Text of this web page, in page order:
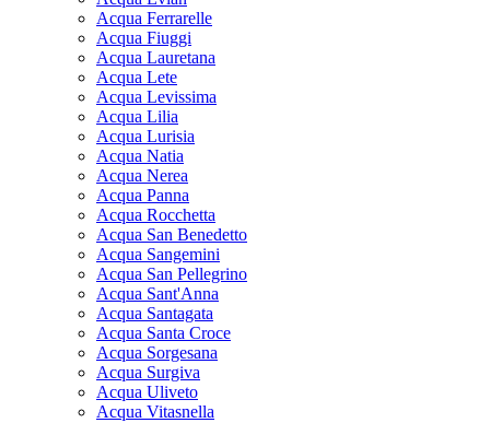
Acqua Ferrarelle
Acqua Fiuggi
Acqua Lauretana
Acqua Lete
Acqua Levissima
Acqua Lilia
Acqua Lurisia
Acqua Natia
Acqua Nerea
Acqua Panna
Acqua Rocchetta
Acqua San Benedetto
Acqua Sangemini
Acqua San Pellegrino
Acqua Sant'Anna
Acqua Santagata
Acqua Santa Croce
Acqua Sorgesana
Acqua Surgiva
Acqua Uliveto
Acqua Vitasnella